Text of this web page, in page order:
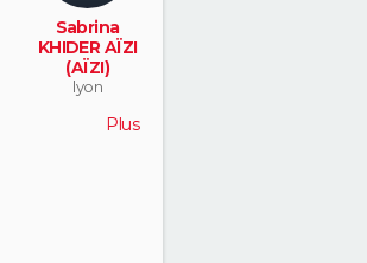
Sabrina
KHIDER AÏZI
(AÏZI)
lyon
Plus